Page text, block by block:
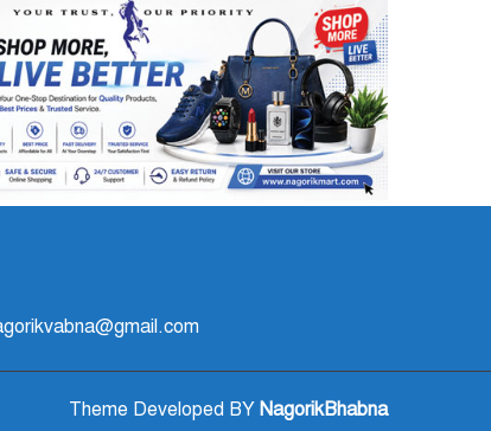
Theme Developed BY NagorikBhabna